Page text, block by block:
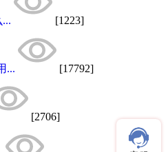
[1223]
... [17792]
[2706]